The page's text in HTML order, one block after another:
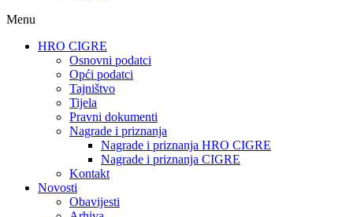
Menu
HRO CIGRE
Osnovni podatci​
Opći podatci
Tajništvo
Tijela
Pravni dokumenti
Nagrade i priznanja
Nagrade i priznanja HRO CIGRE
Nagrade i priznanja CIGRE
Kontakt
Novosti
Obavijesti